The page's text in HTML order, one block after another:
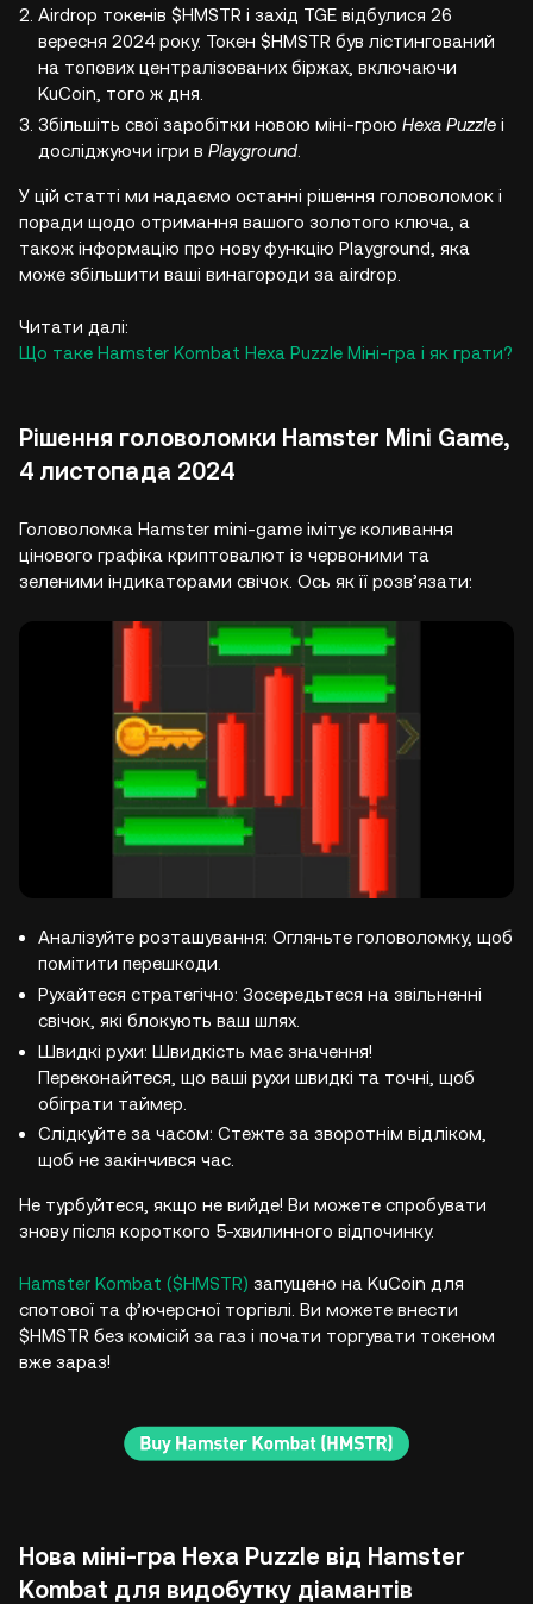
Airdrop токенів $HMSTR і захід TGE відбулися 26
вересня 2024 року. Токен $HMSTR був лістингований
на топових централізованих біржах, включаючи
KuCoin, того ж дня.
Збільшіть свої заробітки новою міні-грою Hexa Puzzle і
досліджуючи ігри в Playground
У цій статті ми надаємо останні рішення головоломок і
поради щодо отримання вашого золотого ключа, а
також інформацію про нову функцію Playground, яка
може збільшити ваші винагороди за airdrop.
Читати далі:
Що таке Hamster Kombat Hexa Puzzle Міні-гра і як грати?
Рішення головоломки Hamster Mini Game,
4 листопада 2024
Головоломка Hamster mini-game імітує коливання
цінового графіка криптовалют із червоними та
зеленими індикаторами свічок. Ось як її розв’язати:
Аналізуйте розташування: Огляньте головоломку, щоб
помітити перешкоди.
Рухайтеся стратегічно: Зосередьтеся на звільненні
свічок, які блокують ваш шлях.
Швидкі рухи: Швидкість має значення!
Переконайтеся, що ваші рухи швидкі та точні, щоб
обіграти таймер.
Слідкуйте за часом: Стежте за зворотнім відліком,
щоб не закінчився час.
Не турбуйтеся, якщо не вийде! Ви можете спробувати
знову після короткого 5-хвилинного відпочинку.
Hamster Kombat ($HMSTR) запущено на KuCoin для
спотової та ф’ючерсної торгівлі. Ви можете внести
$HMSTR без комісій за газ і почати торгувати токеном
вже зараз!
Нова міні-гра Hexa Puzzle від Hamster
Kombat для видобутку діамантів